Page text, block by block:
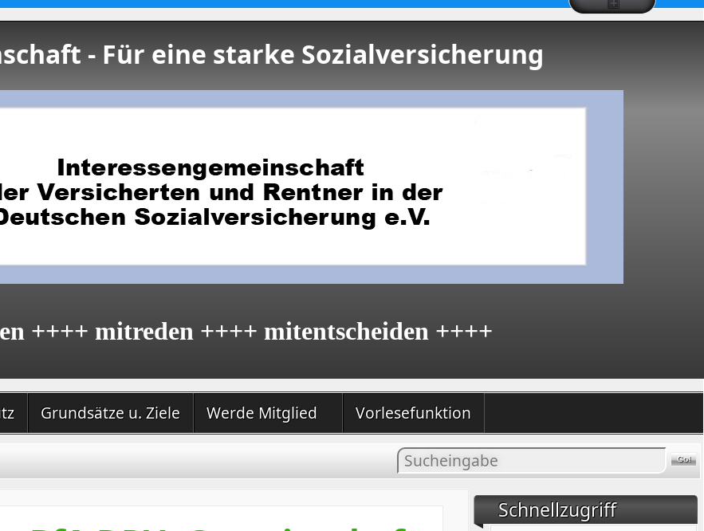
- Für eine starke Sozialversicherung
++++ mitreden ++++ mitentscheiden ++++
Grundsätze u. Ziele Werde Mitglied Vorlesefunktion
Inhalt
suchen
Schnellzugriff